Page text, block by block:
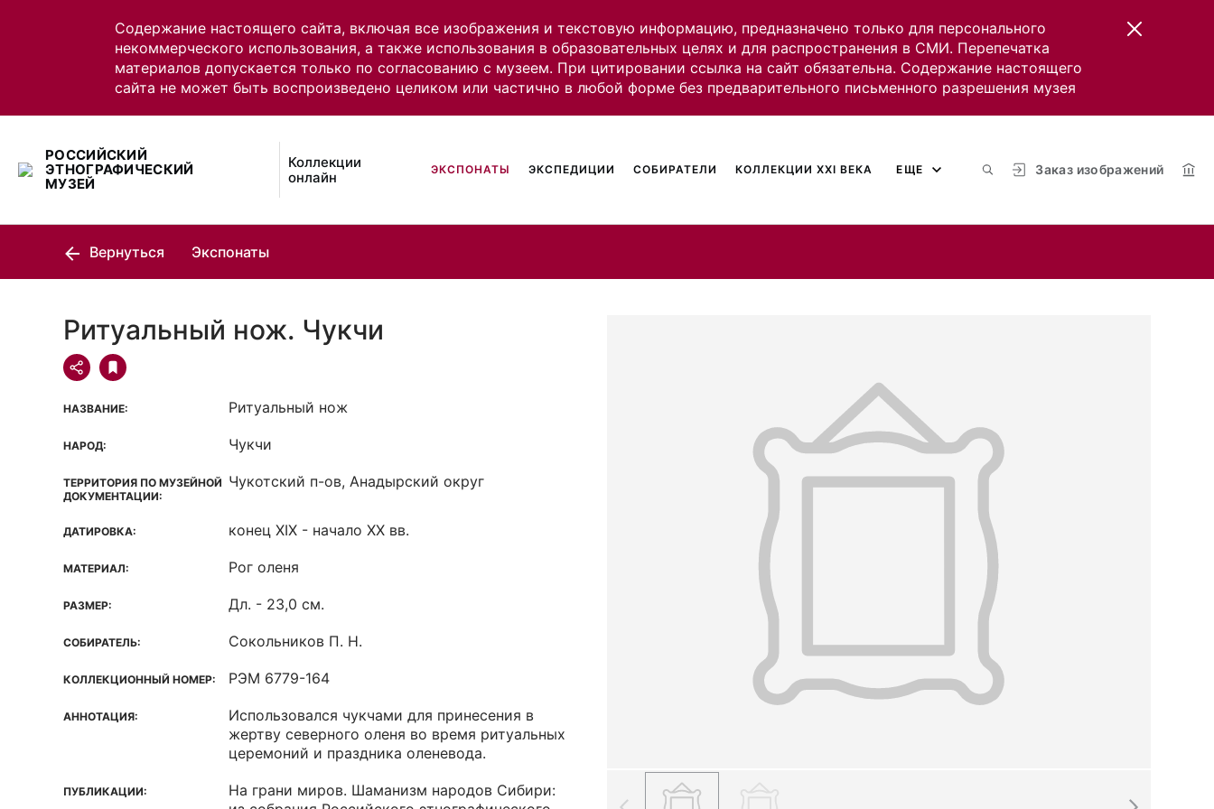
Содержание настоящего сайта, включая все изображения и текстовую информацию, предназначено только для персонального
некоммерческого использования, а также использования в образовательных целях и для распространения в СМИ. Перепечатка
материалов допускается только по согласованию с музеем. При цитировании ссылка на сайт обязательна. Содержание настоящего
сайта не может быть воспроизведено целиком или частично в любой форме без предварительного письменного разрешения музея
РОССИЙСКИЙ
ЭТНОГРАФИЧЕСКИЙ
МУЗЕЙ
Коллекции
онлайн
Заказ изображений
ЭКСПОНАТЫ ЭКСПЕДИЦИИ СОБИРАТЕЛИ КОЛЛЕКЦИИ XXI ВЕКА ЕЩЕ
Вернуться Экспонаты
Ритуальный нож. Чукчи
НАЗВАНИЕ: Ритуальный нож
НАРОД: Чукчи
ТЕРРИТОРИЯ ПО МУЗЕЙНОЙ
ДОКУМЕНТАЦИИ:
Чукотский п-ов, Анадырский округ
ДАТИРОВКА: конец XIX - начало ХХ вв.
МАТЕРИАЛ: Рог оленя
РАЗМЕР: Дл. - 23,0 см.
СОБИРАТЕЛЬ: Сокольников П. Н.
КОЛЛЕКЦИОННЫЙ НОМЕР: РЭМ 6779-164
АННОТАЦИЯ:
Использовался чукчами для принесения в
жертву северного оленя во время ритуальных
церемоний и праздника оленевода.
ПУБЛИКАЦИИ:
На грани миров. Шаманизм народов Сибири: